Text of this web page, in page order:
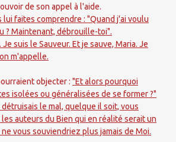
de son appel à l'aide.
faites comprendre : "Quand j'ai voulu
? Maintenant, débrouille-toi".
suis le Sauveur. Et je sauve, Maria. Je
m'appelle.
objecter : "Et alors pourquoi
isolées ou généralisées de se former ?"
détruisais le mal, quelque il soit, vous
auteurs du Bien qui en réalité serait un
vous souviendriez plus jamais de Moi.